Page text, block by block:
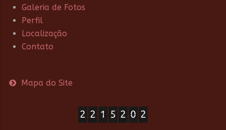
Galeria de Fotos
Perfil
Localização
Contato
Mapa do Site